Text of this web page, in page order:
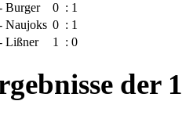
Burger 0 : 1
Naujoks 0 : 1
Lißner 1 : 0
der